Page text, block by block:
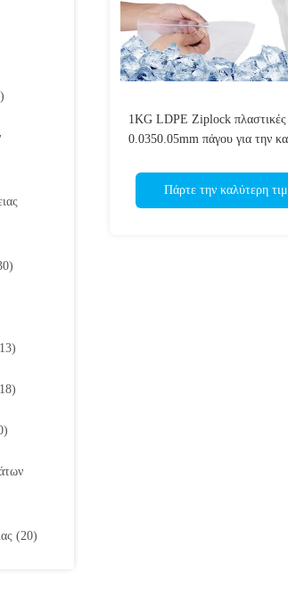
(20)
1KG LDPE Ziplock πλαστικές
0.0350.05mm πάγου για την
Πάρτε την καλύτερη